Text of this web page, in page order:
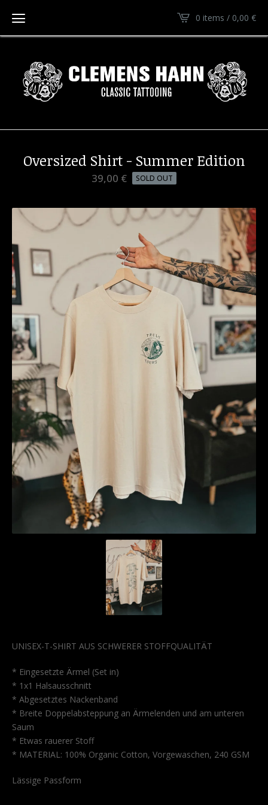
0 items / 0,00 €
Oversized Shirt - Summer Edition
39,00 € SOLD OUT
UNISEX-T-SHIRT AUS SCHWERER STOFFQUALITÄT
* Eingesetzte Ärmel (Set in)
* 1x1 Halsausschnitt
* Abgesetztes Nackenband
* Breite Doppelabsteppung an Ärmelenden und am unteren
Saum
* Etwas rauerer Stoff
* MATERIAL: 100% Organic Cotton, Vorgewaschen, 240 GSM
Lässige Passform